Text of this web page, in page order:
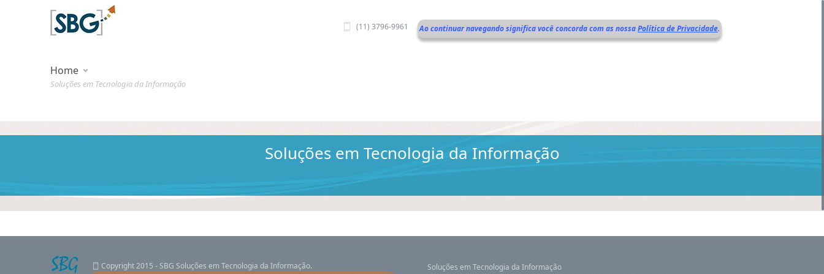
(11) 3796-9961Ao continuar navegando significa você concorda com as nossaPolítica de Privacidade.
Home
Soluções em Tecnologia da Informação
Soluções em Tecnologia da Informação
Copyright 2015 - SBG Soluções em Tecnologia da Informação.
Soluções em Tecnologia da Informação